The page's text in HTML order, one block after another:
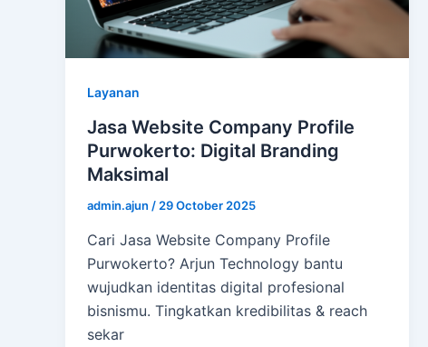
Layanan
Jasa Website Company Profile
Purwokerto: Digital Branding
Maksimal
admin.ajun /29 October 2025
Cari Jasa Website Company Profile
Purwokerto? Arjun Technology bantu
wujudkan identitas digital profesional
bisnismu. Tingkatkan kredibilitas & reach
sekar